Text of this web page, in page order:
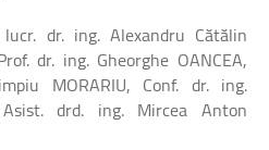
dr. ing. Alexandru Cătălin
dr. ing. Gheorghe OANCEA,
MORARIU, Conf. dr. ing.
drd. ing. Mircea Anton